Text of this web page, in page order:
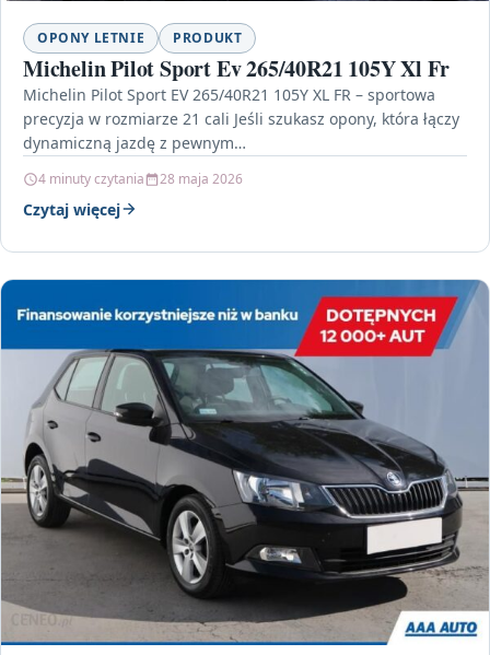
OPONY LETNIE PRODUKT
Michelin Pilot Sport Ev 265/40R21 105Y Xl Fr
Michelin Pilot Sport EV 265/40R21 105Y XL FR – sportowa
precyzja w rozmiarze 21 cali Jeśli szukasz opony, która łączy
dynamiczną jazdę z pewnym…
4 minuty czytania 28 maja 2026
Czytaj więcej